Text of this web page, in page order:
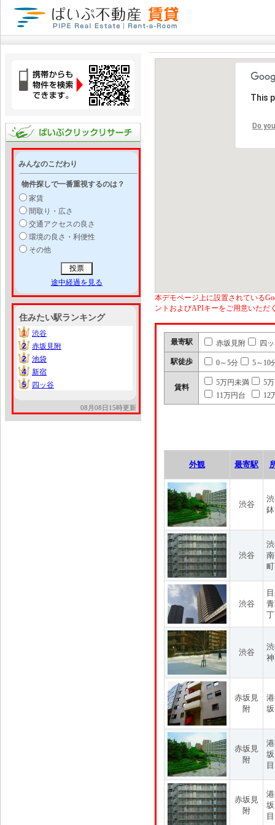
みんなのこだわり
物件探しで一番重視するのは？
家賃
間取り・広さ
交通アクセスの良さ
環境の良さ・利便性
その他
途中経過を見る
住みたい駅ランキング
1
1
渋谷
2
2
赤坂見附
2
2
池袋
4
4
新宿
5
5 四ッ谷
08月08日15時更新
This
Do
本デモページ上に設置されている
ントおよびAPIキーをご用意いただ
最寄駅 赤坂見附 四
駅徒歩 0～5分 5～10
賃料
5万円未満
5
11万円台
12
外観 最寄駅
渋谷
渋谷
渋谷
渋谷
赤坂見
附
赤坂見
附
目
赤坂見
附
目